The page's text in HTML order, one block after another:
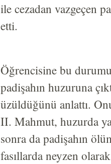
ile cezadan vazgeçen
etti.
Öğrencisine bu
padişahın huzuruna
üzüldüğünü anlattı.
II. Mahmut, huzurda
sonra da padişahın
fasıllarda neyzen